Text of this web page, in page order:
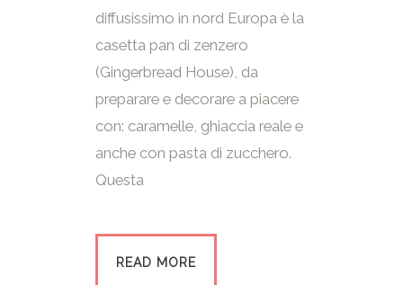
diffusissimo in nord Europa è la
casetta pan di zenzero
(Gingerbread House), da
preparare e decorare a piacere
con: caramelle, ghiaccia reale e
anche con pasta di zucchero.
Questa
READ MORE